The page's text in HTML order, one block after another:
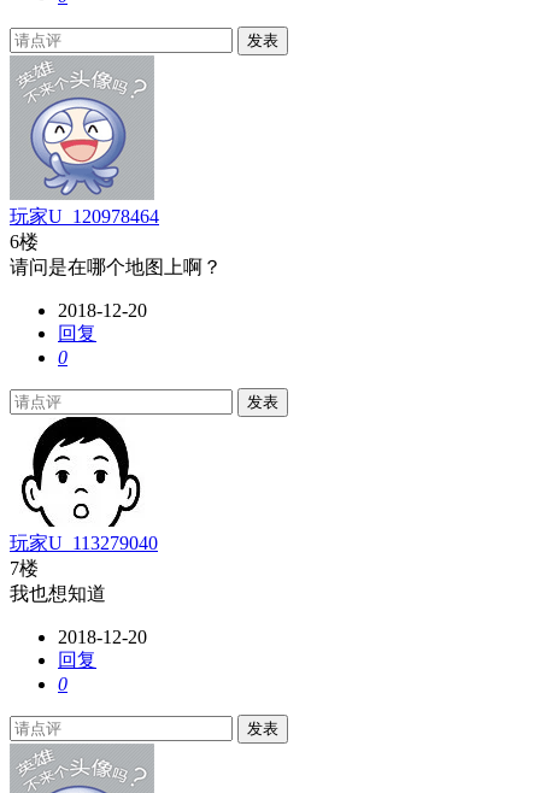
发表
玩家U_120978464
6楼
请问是在哪个地图上啊？
2018-12-20
回复
0
发表
玩家U_113279040
7楼
我也想知道
2018-12-20
回复
0
发表